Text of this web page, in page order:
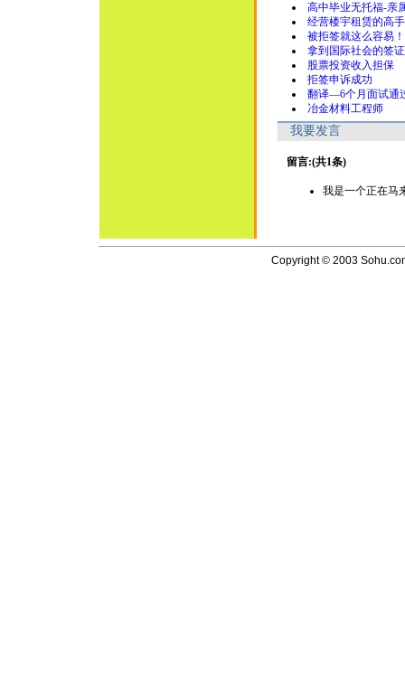
高中毕业无托福-亲
经营楼宇租赁的高手
被拒签就这么容易！
拿到国际社会的签证
股票投资收入担保
拒签申诉成功
翻译—6个月面试通
冶金材料工程师
我要发言
留言:(共1条)
我是一个正在马
Copyright © 2003